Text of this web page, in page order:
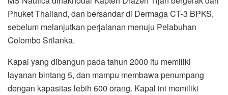
Phuket Thailand, dan bersandar di Dermaga CT-3 BPKS,
sebelum melanjutkan perjalanan menuju Pelabuhan
Colombo Srilanka.
Kapal yang dibangun pada tahun 2000 itu memiliki
layanan bintang 5, dan mampu membawa penumpang
dengan kapasitas lebih 600 orang. Kapal ini memiliki